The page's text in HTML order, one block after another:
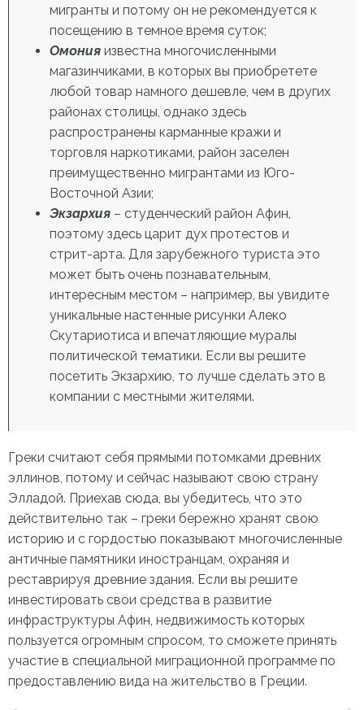
мигранты и потому он не рекомендуется к
посещению в темное время суток;
Омония известна многочисленными
магазинчиками, в которых вы приобретете
любой товар намного дешевле, чем в других
районах столицы, однако здесь
распространены карманные кражи и
торговля наркотиками, район заселен
преимущественно мигрантами из Юго-
Восточной Азии;
Экзархия – студенческий район Афин,
поэтому здесь царит дух протестов и
стрит-арта. Для зарубежного туриста это
может быть очень познавательным,
интересным местом – например, вы увидите
уникальные настенные рисунки Алеко
Скутариотиса и впечатляющие муралы
политической тематики. Если вы решите
посетить Экзархию, то лучше сделать это в
компании с местными жителями.
Греки считают себя прямыми потомками древних
эллинов, потому и сейчас называют свою страну
Элладой. Приехав сюда, вы убедитесь, что это
действительно так – греки бережно хранят свою
историю и с гордостью показывают многочисленные
античные памятники иностранцам, охраняя и
реставрируя древние здания. Если вы решите
инвестировать свои средства в развитие
инфраструктуры Афин, недвижимость которых
пользуется огромным спросом, то сможете принять
участие в специальной миграционной программе по
предоставлению вида на жительство в Греции.